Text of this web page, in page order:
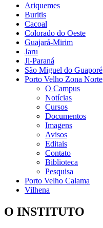
Ariquemes
Buritis
Cacoal
Colorado do Oeste
Guajará-Mirim
Jaru
Ji-Paraná
São Miguel do Guaporé
Porto Velho Zona Norte
O Campus
Notícias
Cursos
Documentos
Imagens
Avisos
Editais
Contato
Biblioteca
Pesquisa
Porto Velho Calama
Vilhena
O INSTITUTO